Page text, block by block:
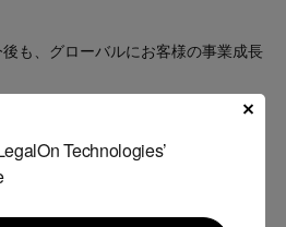
Technologies’
も、グローバルにお客様の事業成長